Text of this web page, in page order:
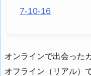
7-10-16
オンラインで出会った
オフライン（リアル）